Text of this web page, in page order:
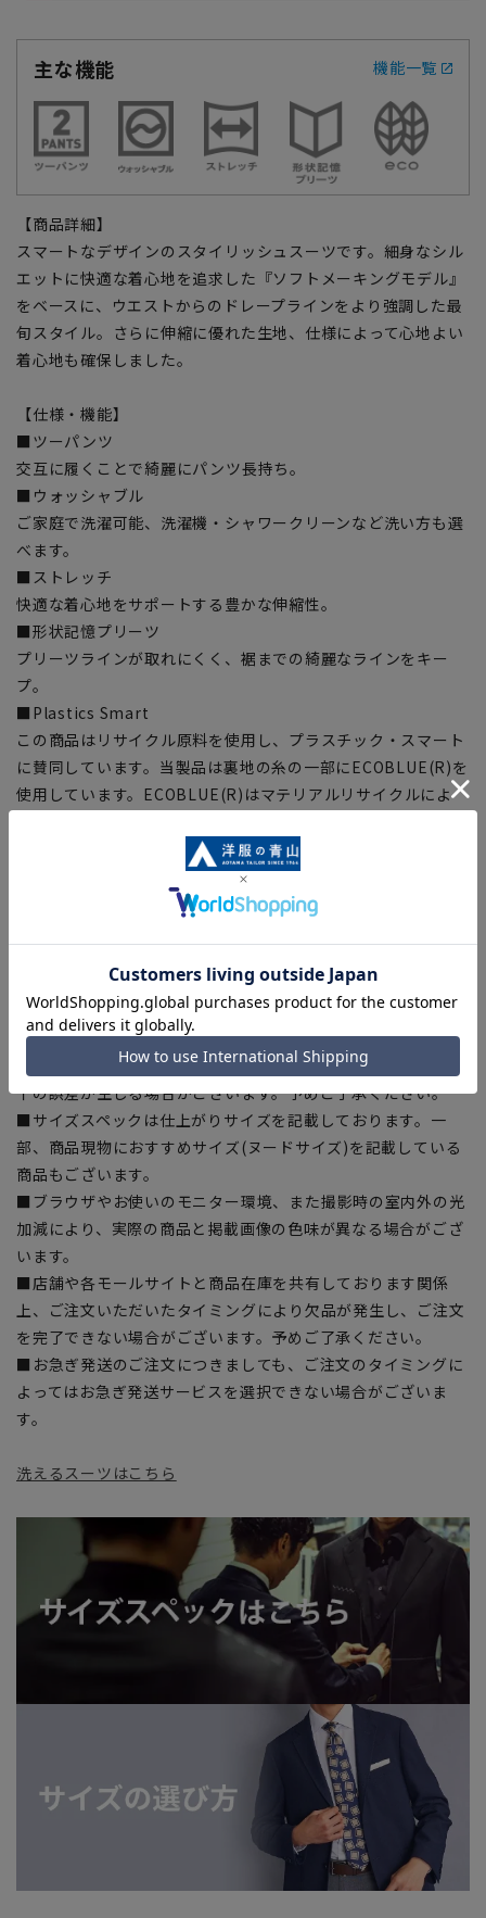
主な機能 機能一覧
【商品詳細】
スマートなデザインのスタイリッシュスーツです。細身なシル
エットに快適な着心地を追求した『ソフトメーキングモデル』
をベースに、ウエストからのドレープラインをより強調した最
旬スタイル。さらに伸縮に優れた生地、仕様によって心地よい
着心地も確保しました。
【仕様・機能】
■ツーパンツ
交互に履くことで綺麗にパンツ長持ち。
■ウォッシャブル
ご家庭で洗濯可能、洗濯機・シャワークリーンなど洗い方も選
べます。
■ストレッチ
快適な着心地をサポートする豊かな伸縮性。
■形状記憶プリーツ
プリーツラインが取れにくく、裾までの綺麗なラインをキー
プ。
■Plastics Smart
この商品はリサイクル原料を使用し、プラスチック・スマート
に賛同しています。当製品は裏地の糸の一部にECOBLUE(R)を
使用しています。ECOBLUE(R)はマテリアルリサイクルによ
【シルエット】《細め(スリム)》 (当社比)
ある場合がございますので、予めご了承ください。
■ゆとり感には個人差があります。サイズ表を確認の上、ご購
入の目安としてご利用ください。
■生地や仕様・デザインにより、着用感や実際のサイズ表に若
干の誤差が生じる場合がございます。予めご了承ください。
■サイズスペックは仕上がりサイズを記載しております。一
部、商品現物におすすめサイズ(ヌードサイズ)を記載している
商品もございます。
■ブラウザやお使いのモニター環境、また撮影時の室内外の光
加減により、実際の商品と掲載画像の色味が異なる場合がござ
います。
■店舗や各モールサイトと商品在庫を共有しております関係
上、ご注文いただいたタイミングにより欠品が発生し、ご注文
を完了できない場合がございます。予めご了承ください。
■お急ぎ発送のご注文につきましても、ご注文のタイミングに
よってはお急ぎ発送サービスを選択できない場合がございま
す。
洗えるスーツはこちら